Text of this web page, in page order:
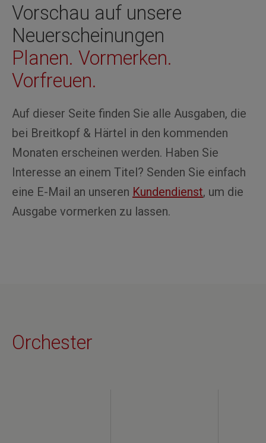
Vorschau auf unsere
Neuerscheinungen
Planen. Vormerken.
Vorfreuen.
Auf dieser Seite finden Sie alle Ausgaben, die
bei Breitkopf & Härtel in den kommenden
Monaten erscheinen werden. Haben Sie
Interesse an einem Titel? Senden Sie einfach
eine E-Mail an unseren Kundendienst, um die
Ausgabe vormerken zu lassen.
Orchester